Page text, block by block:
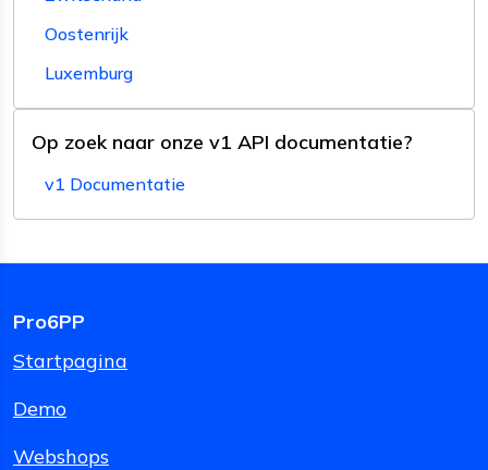
Oostenrijk
Luxemburg
Op zoek naar onze v1 API documentatie?
v1 Documentatie
Pro6PP
Startpagina
Demo
Webshops